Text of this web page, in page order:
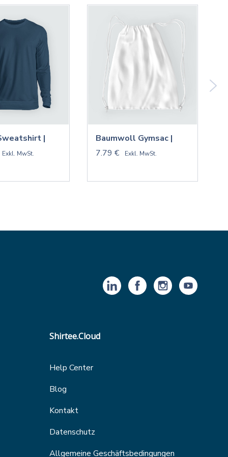
|
Exkl. MwSt.
Baumwoll Gymsac |
7.79 €
Exkl. MwSt.
Shirtee.Cloud
Help Center
Blog
Kontakt
Datenschutz
Allgemeine Geschäftsbedingungen